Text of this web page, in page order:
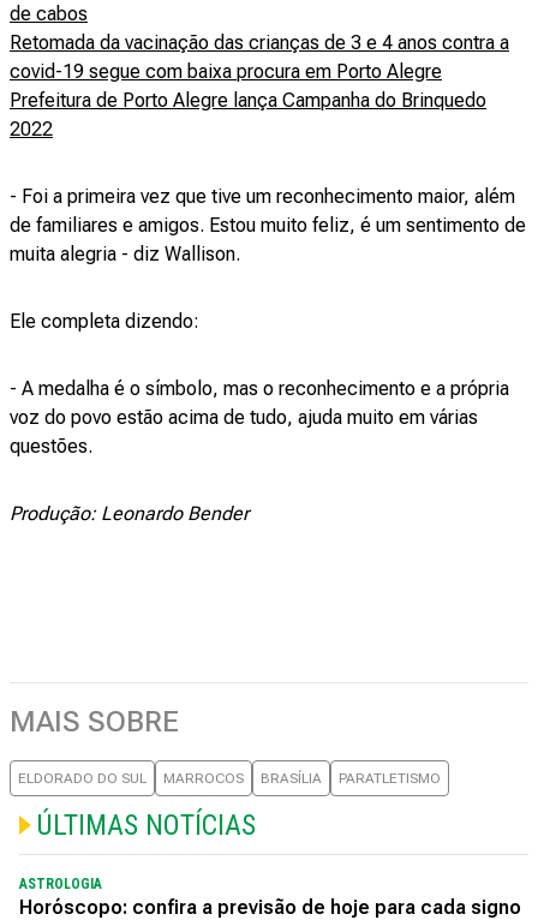
de cabos
Retomada da vacinação das crianças de 3 e 4 anos contra a
covid-19 segue com baixa procura em Porto Alegre
Prefeitura de Porto Alegre lança Campanha do Brinquedo
2022
- Foi a primeira vez que tive um reconhecimento maior, além
de familiares e amigos. Estou muito feliz, é um sentimento de
muita alegria - diz Wallison.
Ele completa dizendo:
- A medalha é o símbolo, mas o reconhecimento e a própria
voz do povo estão acima de tudo, ajuda muito em várias
questões.
Produção: Leonardo Bender
MAIS SOBRE
ELDORADO DO SUL MARROCOS BRASÍLIA PARATLETISMO
ÚLTIMAS NOTÍCIAS
ASTROLOGIA
Horóscopo: confira a previsão de hoje para cada signo